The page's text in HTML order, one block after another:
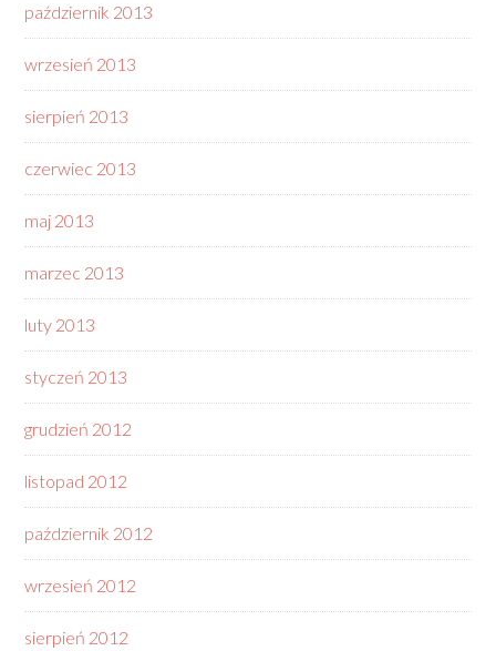
październik 2013
wrzesień 2013
sierpień 2013
czerwiec 2013
maj 2013
marzec 2013
luty 2013
styczeń 2013
grudzień 2012
listopad 2012
październik 2012
wrzesień 2012
sierpień 2012